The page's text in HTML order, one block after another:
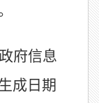
府信息
成日期